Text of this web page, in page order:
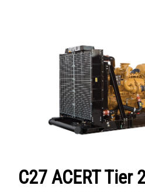
C27 ACERT Tier